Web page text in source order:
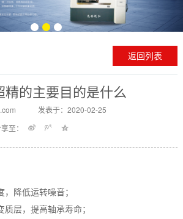
返回列表
精的主要目的是什么
发表于：2020-02-25
至：
降低运转噪音；
层，提高轴承寿命；